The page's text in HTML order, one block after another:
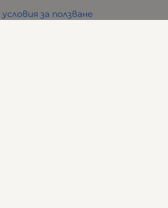
за ползване